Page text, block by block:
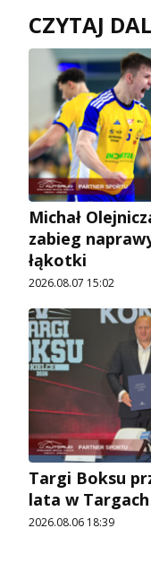
CZYTAJ
Michał
zabieg
łąkotki
2026.08.07 15:02
Targi Boksu
lata w
2026.08.06 18:39